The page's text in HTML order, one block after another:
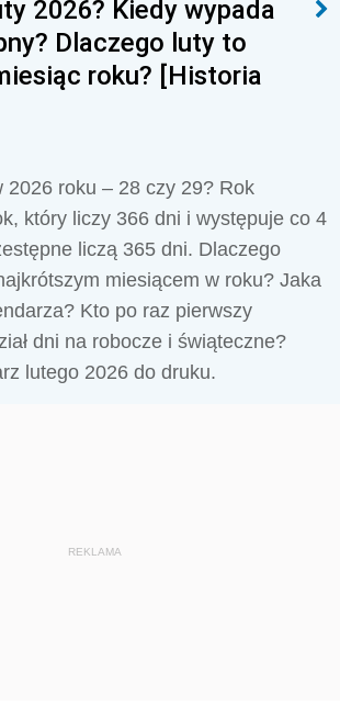
2026? Kiedy wypada
Dlaczego luty to
roku? [Historia
2026 roku – 28 czy 29? Rok
który liczy 366 dni i występuje co 4
liczą 365 dni. Dlaczego
miesiącem w roku? Jaka
Kto po raz pierwszy
dni na robocze i świąteczne?
lutego 2026 do druku.
REKLAMA